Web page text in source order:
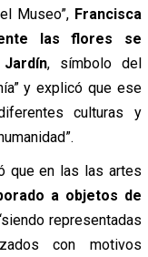
Museo”, Francisca
las flores se
, símbolo del
y explicó que ese
culturas y
que en las las artes
a objetos de
representadas
con motivos